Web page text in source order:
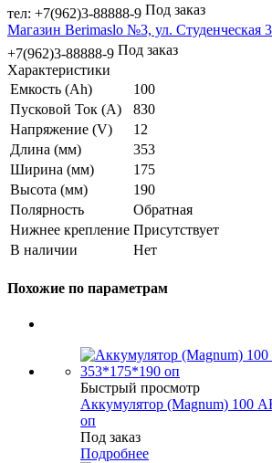
тел: +7(962)3-88888-9 Под заказ
Магазин Berimaslo №3, ул. Студенческая
+7(962)3-88888-9 Под заказ
Характеристики
Емкость (Ah)
100
Пусковой Ток (A)
830
Напряжение (V)
12
Длина (мм)
353
Ширина (мм)
175
Высота (мм)
190
Полярность
Обратная
Нижнее крепление Присутствует
В наличии
Нет
Похожие по параметрам
Быстрый просмотр
Аккумулятор (Magnum) 100
оп
Под заказ
Подробнее